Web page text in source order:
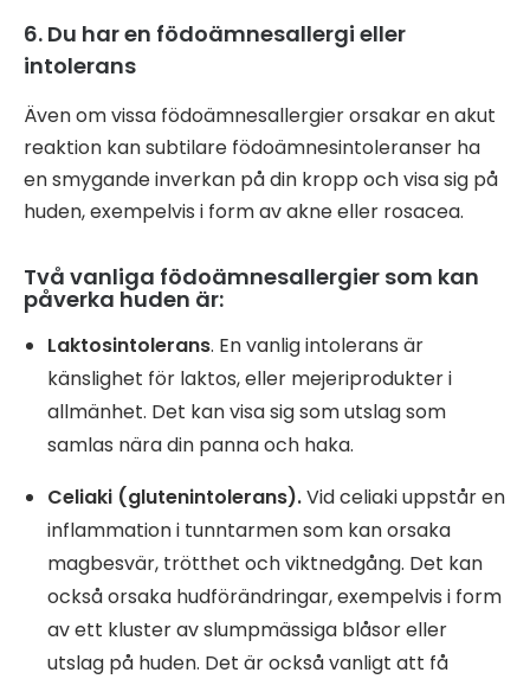
6. Du har en födoämnesallergi eller
intolerans
Även om vissa födoämnesallergier orsakar en akut
reaktion kan subtilare födoämnesintoleranser ha
en smygande inverkan på din kropp och visa sig på
huden, exempelvis i form av akne eller rosacea.
Två vanliga födoämnesallergier som kan
påverka huden är:
Laktosintolerans. En vanlig intolerans är
känslighet för laktos, eller mejeriprodukter i
allmänhet. Det kan visa sig som utslag som
samlas nära din panna och haka.
Celiaki (glutenintolerans).Vid celiaki uppstår en
inflammation i tunntarmen som kan orsaka
magbesvär, trötthet och viktnedgång. Det kan
också orsaka hudförändringar, exempelvis i form
av ett kluster av slumpmässiga blåsor eller
utslag på huden. Det är också vanligt att få